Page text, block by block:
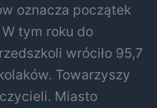
oznacza początek
tym roku do
wróciło 95,7
Towarzyszy
Miasto